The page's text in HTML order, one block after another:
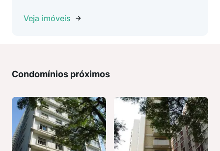
Veja imóveis
Condomínios próximos